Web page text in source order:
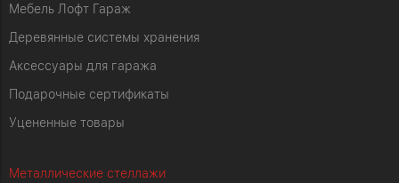
Мебель Лофт Гараж
Деревянные системы хранения
Аксессуары для гаража
Подарочные сертификаты
Уцененные товары
Металлические стеллажи